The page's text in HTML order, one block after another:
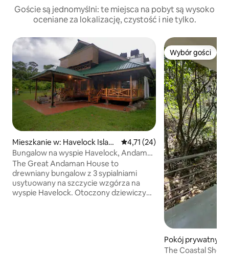
Goście są jednomyślni: te miejsca na pobyt są wysoko
oceniane za lokalizację, czystość i nie tylko.
Mieszkanie w: Havelock Islan
d , South Andaman
Średnia ocena: 4,71 na 5,
4,71 (24)
Bungalow na wyspie Havelock, Andaman
i Nicobar
The Great Andaman House to
drewniany bungalow z 3 sypialniami
usytuowany na szczycie wzgórza na
wyspie Havelock. Otoczony dziewiczym
Wybór gości
Wybór gości
Pokój prywatny
gar
The Coastal